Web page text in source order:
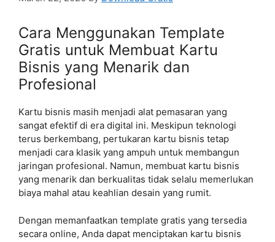
Cara Menggunakan Template
Gratis untuk Membuat Kartu
Bisnis yang Menarik dan
Profesional
Kartu bisnis masih menjadi alat pemasaran yang
sangat efektif di era digital ini. Meskipun teknologi
terus berkembang, pertukaran kartu bisnis tetap
menjadi cara klasik yang ampuh untuk membangun
jaringan profesional. Namun, membuat kartu bisnis
yang menarik dan berkualitas tidak selalu memerlukan
biaya mahal atau keahlian desain yang rumit.
Dengan memanfaatkan template gratis yang tersedia
secara online, Anda dapat menciptakan kartu bisnis